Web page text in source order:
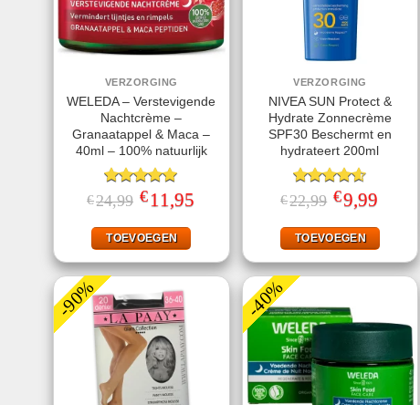
VERZORGING
WELEDA – Verstevigende
Nachtcrème –
Granaatappel & Maca –
40ml – 100% natuurlijk
Gewaardeerd
5.00uit 5
€24,99 Oorspronkelijke
prijs
€24,99.
€ 11,95prijs
TOEVOEGEN
VERZORGING
NIVEA SUN Protect &
Hydrate Zonnecrème
SPF30 Beschermt en
hydrateert 200ml
Gewaardeerd
4.56 uit 5
€22,99 Oorspronkelijke
prijs
€22,99.
€9,99Huidige
€9,99.
TOEVOEGEN
-90% -40%